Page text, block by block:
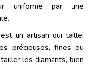
uniforme par une
un artisan qui taille,
précieuses, fines ou
les diamants, bien